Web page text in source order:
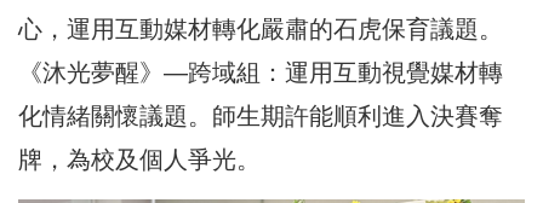
心，運用互動媒材轉化嚴肅的石虎保育議題。
《沐光夢醒》—跨域組：運用互動視覺媒材轉
化情緒關懷議題。師生期許能順利進入決賽奪
牌，為校及個人爭光。